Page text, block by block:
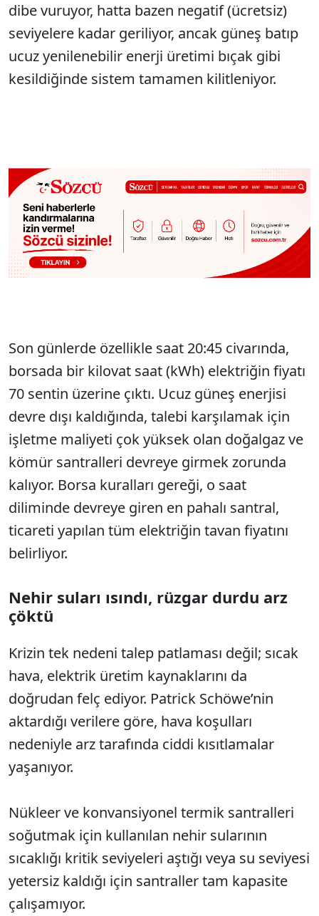
dibe vuruyor, hatta bazen negatif (ücretsiz)
seviyelere kadar geriliyor, ancak güneş batıp
ucuz yenilenebilir enerji üretimi bıçak gibi
kesildiğinde sistem tamamen kilitleniyor.
Son günlerde özellikle saat 20:45 civarında,
borsada bir kilovat saat (kWh) elektriğin fiyatı
70 sentin üzerine çıktı. Ucuz güneş enerjisi
devre dışı kaldığında, talebi karşılamak için
işletme maliyeti çok yüksek olan doğalgaz ve
kömür santralleri devreye girmek zorunda
kalıyor. Borsa kuralları gereği, o saat
diliminde devreye giren en pahalı santral,
ticareti yapılan tüm elektriğin tavan fiyatını
belirliyor.
Nehir suları ısındı, rüzgar durdu arz
çöktü
Krizin tek nedeni talep patlaması değil; sıcak
hava, elektrik üretim kaynaklarını da
doğrudan felç ediyor. Patrick Schöwe’nin
aktardığı verilere göre, hava koşulları
nedeniyle arz tarafında ciddi kısıtlamalar
yaşanıyor.
Nükleer ve konvansiyonel termik santralleri
soğutmak için kullanılan nehir sularının
sıcaklığı kritik seviyeleri aştığı veya su seviyesi
yetersiz kaldığı için santraller tam kapasite
çalışamıyor.